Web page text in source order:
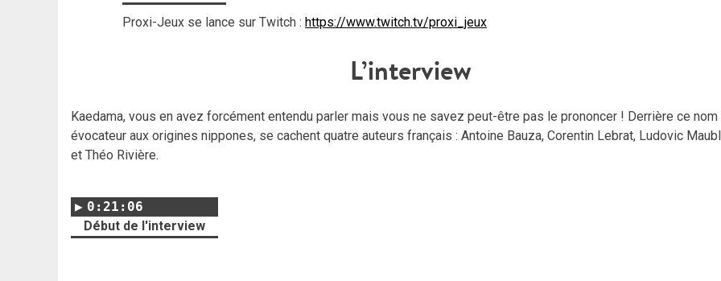
Proxi-Jeux se lance sur Twitch : https://www.twitch.tv/proxi_jeux
L’interview
Kaedama, vous en avez forcément entendu parler mais vous ne savez peut-être pas le prononcer ! Derrière ce nom
évocateur aux origines nippones, se cachent quatre auteurs français : Antoine Bauza, Corentin Lebrat, Ludovic
et Théo Rivière.
0:21:06
Début de l'interview